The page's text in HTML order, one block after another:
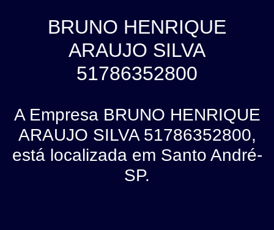
BRUNO HENRIQUE
ARAUJO SILVA
51786352800
A Empresa BRUNO HENRIQUE
ARAUJO SILVA 51786352800,
está localizada em Santo André-
SP.